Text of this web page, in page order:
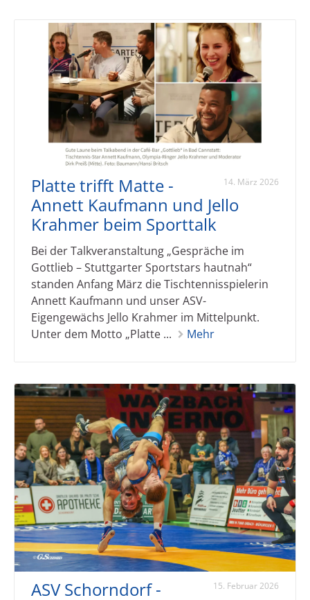
14. März 2026
Platte trifft Matte -
Annett Kaufmann und Jello
Krahmer beim Sporttalk
Bei der Talkveranstaltung „Gespräche im
Gottlieb – Stuttgarter Sportstars hautnah“
standen Anfang März die Tischtennisspielerin
Annett Kaufmann und unser ASV-
Eigengewächs Jello Krahmer im Mittelpunkt.
Unter dem Motto „Platte ...
Mehr
15. Februar 2026
ASV Schorndorf -